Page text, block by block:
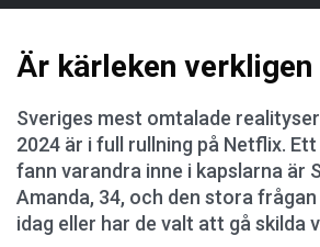
Är kärleken verkligen
Sveriges mest omtalade
2024 är i full rullning på Netflix.
fann varandra inne i kapslarna är
Amanda, 34, och den stora
idag eller har de valt att gå skilda